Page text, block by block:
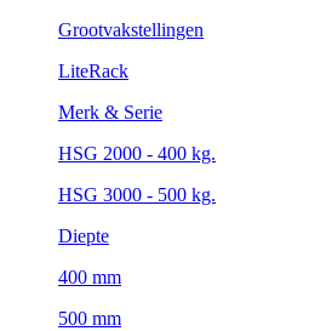
Grootvakstellingen
LiteRack
Merk & Serie
HSG 2000 - 400 kg.
HSG 3000 - 500 kg.
Diepte
400 mm
500 mm